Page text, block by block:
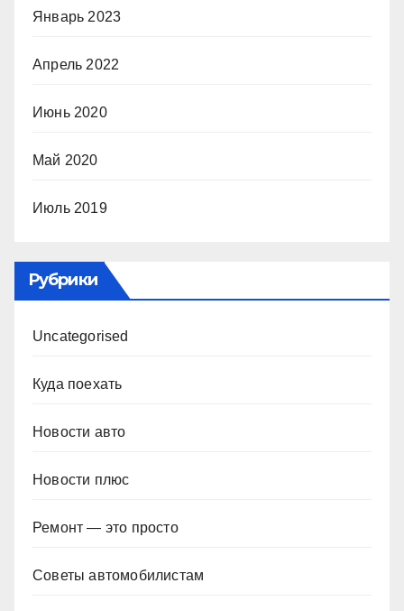
Январь 2023
Апрель 2022
Июнь 2020
Май 2020
Июль 2019
Рубрики
Uncategorised
Куда поехать
Новости авто
Новости плюс
Ремонт — это просто
Советы автомобилистам